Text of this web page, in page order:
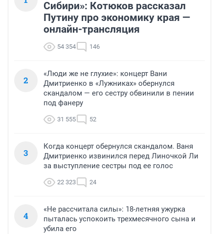
Сибири»: Котюков рассказал
Путину про экономику края —
онлайн-трансляция
54 354 146
2
«Люди же не глухие»: концерт Вани
Дмитриенко в «Лужниках» обернулся
скандалом — его сестру обвинили в пении
под фанеру
31 555 52
3
Когда концерт обернулся скандалом. Ваня
Дмитриенко извинился перед Линочкой Ли
за выступление сестры под ее голос
22 323 24
4
«Не рассчитала силы»: 18-летняя ужурка
пыталась успокоить трехмесячного сына и
убила его